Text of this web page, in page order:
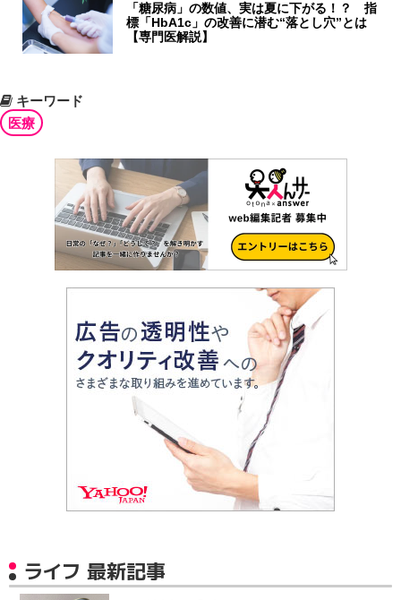
「糖尿病」の数値、実は夏に下がる！？ 指
標「HbA1c」の改善に潜む“落とし穴”とは
【専門医解説】
キーワード
医療
ライフ 最新記事